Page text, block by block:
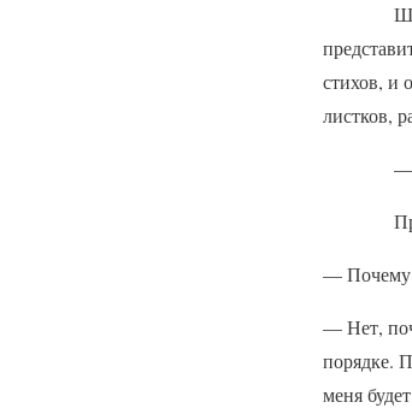
стихов, и
листков,
—
— Почему,
— Нет,
порядке.
меня